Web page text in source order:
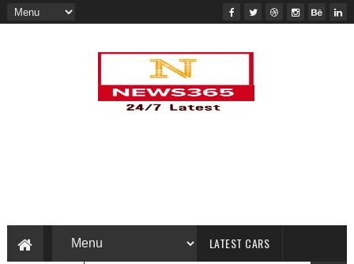
LATEST CARS